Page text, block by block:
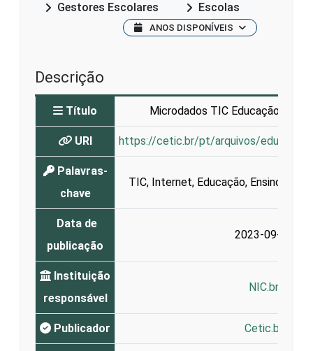
Gestores Escolares
Escolas
ANOS DISPONÍVEIS
Descrição
Título Microdados TIC Educação 2022
URI https://cetic.br/pt/arquivos/
Palavras-
chave
TIC, Internet, Educação, Ensino
Data de
publicação
2023-09-25
Instituição
responsável
NIC.br
Publicador Cetic.br